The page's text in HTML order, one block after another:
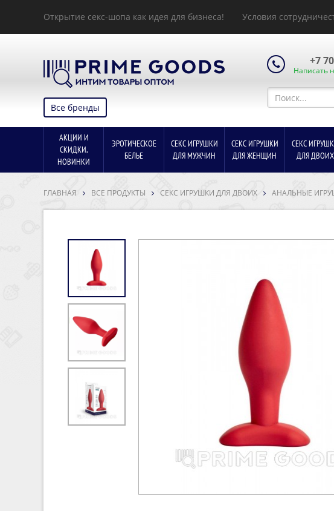
Открытие секс-шопа как идея для бизнеса! Условия
Все бренды
+7
Написать
АКЦИИ И
СКИДКИ,
НОВИНКИ
ЭРОТИЧЕСКОЕ
БЕЛЬЕ
СЕКС ИГРУШКИ
ДЛЯ МУЖЧИН
СЕКС ИГРУШКИ
ДЛЯ ЖЕНЩИН
СЕКС
ДЛЯ ДВОИХ
ГЛАВНАЯ ВСЕ ПРОДУКТЫ СЕКС ИГРУШКИ ДЛЯ ДВОИХ АНАЛЬНЫЕ